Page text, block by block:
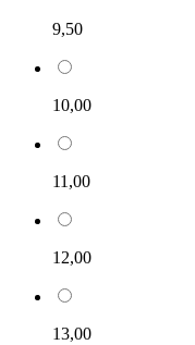
9,50
10,00
11,00
12,00
13,00